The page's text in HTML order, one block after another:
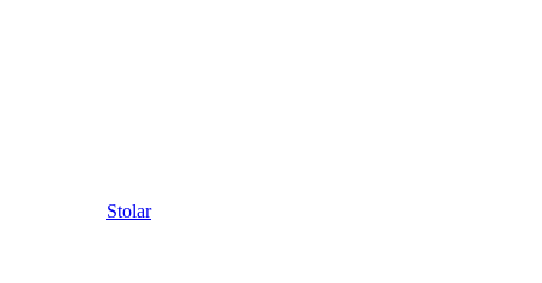
Stolar